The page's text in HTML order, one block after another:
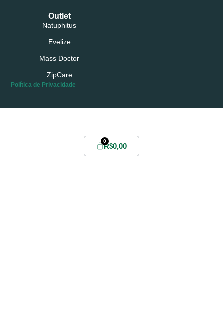
Outlet
Natuphitus
Evelize
Mass Doctor
ZipCare
Política de Privacidade
R$0,00
0